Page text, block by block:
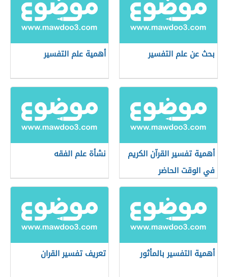
بحث عن علم التفسير أهمية علم التفسير
أهمية تفسير القرآن الكريم
في الوقت الحاضر
نشأة علم الفقه
أهمية التفسير بالمأثور تعريف تفسير القران